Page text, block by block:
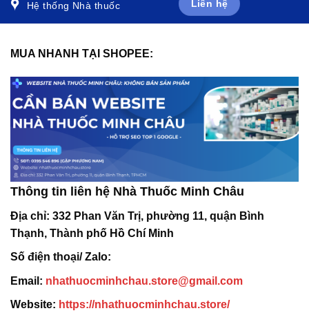
Hệ thống Nhà thuốc Liên hệ
MUA NHANH TẠI SHOPEE:
Thông tin liên hệ Nhà Thuốc Minh Châu
Địa chỉ: 332 Phan Văn Trị, phường 11, quận Bình
Thạnh, Thành phố Hồ Chí Minh
Số điện thoại/ Zalo:
Email: nhathuocminhchau.store@gmail.com
Website: https://nhathuocminhchau.store/